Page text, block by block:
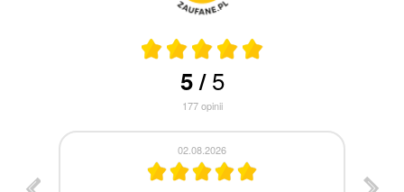
5/5
177opinii
30.07.2026